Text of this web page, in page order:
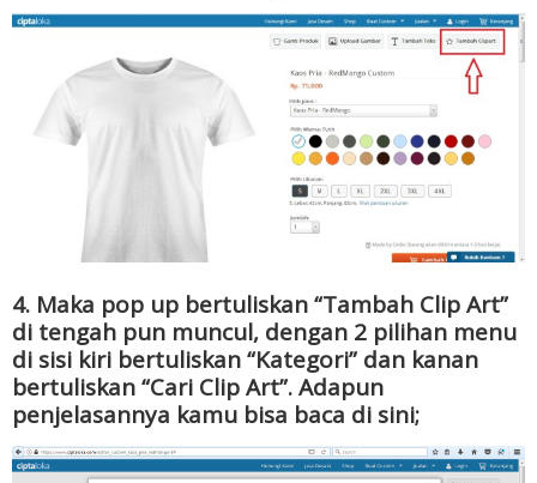
4. Maka pop up bertuliskan “Tambah Clip Art”
di tengah pun muncul, dengan 2 pilihan menu
di sisi kiri bertuliskan “Kategori” dan kanan
bertuliskan “Cari Clip Art”. Adapun
penjelasannya kamu bisa baca di sini;